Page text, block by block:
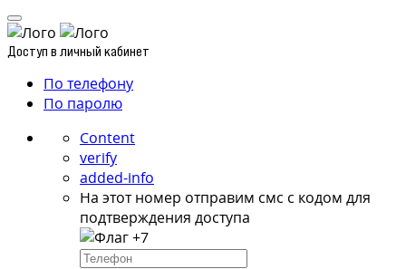
Доступ в личный кабинет
По телефону
По паролю
Content
verify
added-info
На этот номер отправим смс с кодом для
подтверждения доступа
+7